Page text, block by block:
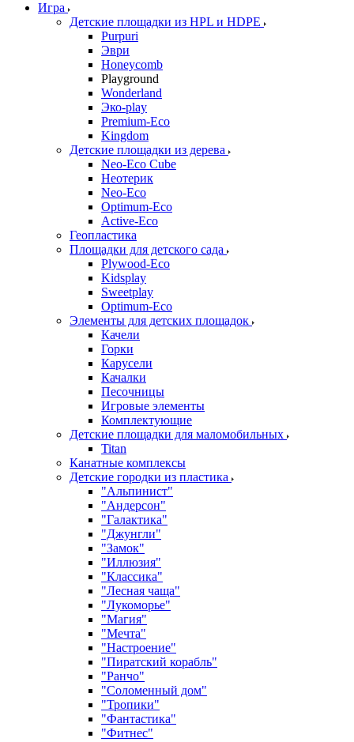
Игра
Детские площадки из HPL и HDPE
Purpuri
Эври
Honeycomb
Playground
Wonderland
Эко-play
Premium-Eco
Kingdom
Детские площадки из дерева
Neo-Eco Cube
Неотерик
Neo-Eco
Оptimum-Еco
Active-Eco
Геопластика
Площадки для детского сада
Plywood-Eco
Kidsplay
Sweetplay
Оptimum-Еco
Элементы для детских площадок
Качели
Горки
Карусели
Качалки
Песочницы
Игровые элементы
Комплектующие
Детские площадки для маломобильных
Titan
Канатные комплексы
Детские городки из пластика
"Альпинист"
"Андерсон"
"Галактика"
"Джунгли"
"Замок"
"Иллюзия"
"Классика"
"Лесная чаща"
"Лукоморье"
"Магия"
"Мечта"
"Настроение"
"Пиратский корабль"
"Ранчо"
"Соломенный дом"
"Тропики"
"Фантастика"
"Фитнес"